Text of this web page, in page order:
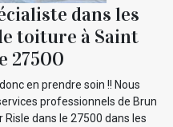
dans les
toiture à Saint
27500
en prendre soin !! Nous
professionnels de Brun
Risle dans le 27500 dans les